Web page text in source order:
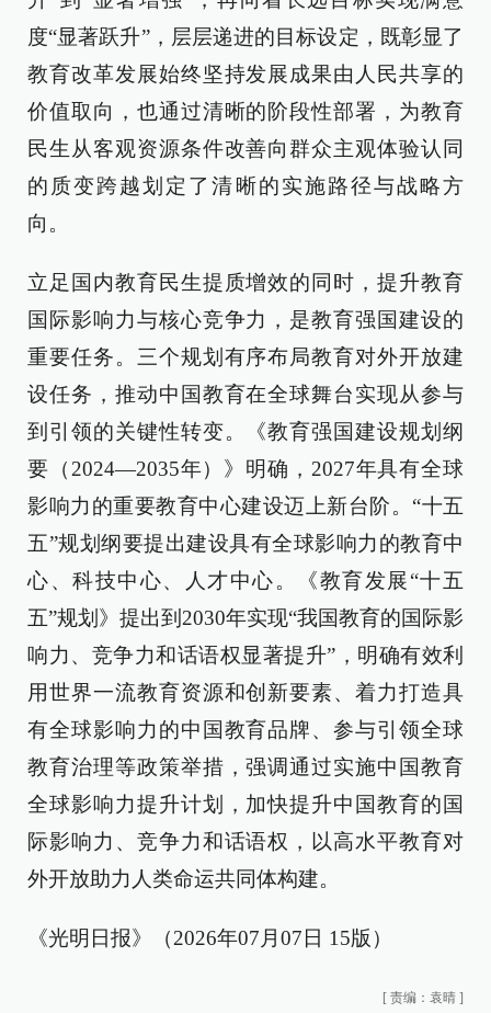
度“显著跃升”，层层递进的目标设定，既彰显了
教育改革发展始终坚持发展成果由人民共享的
价值取向，也通过清晰的阶段性部署，为教育
民生从客观资源条件改善向群众主观体验认同
的质变跨越划定了清晰的实施路径与战略方
向。
立足国内教育民生提质增效的同时，提升教育
国际影响力与核心竞争力，是教育强国建设的
重要任务。三个规划有序布局教育对外开放建
设任务，推动中国教育在全球舞台实现从参与
到引领的关键性转变。《教育强国建设规划纲
要（2024—2035年）》明确，2027年具有全球
影响力的重要教育中心建设迈上新台阶。“十五
五”规划纲要提出建设具有全球影响力的教育中
心、科技中心、人才中心。《教育发展“十五
五”规划》提出到2030年实现“我国教育的国际影
响力、竞争力和话语权显著提升”，明确有效利
用世界一流教育资源和创新要素、着力打造具
有全球影响力的中国教育品牌、参与引领全球
教育治理等政策举措，强调通过实施中国教育
全球影响力提升计划，加快提升中国教育的国
际影响力、竞争力和话语权，以高水平教育对
外开放助力人类命运共同体构建。
《光明日报》（2026年07月07日 15版）
[ 责编：袁晴 ]